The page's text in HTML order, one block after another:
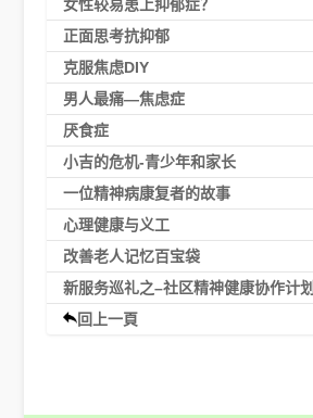
女性较易患上抑郁症？
正面思考抗抑郁
克服焦虑DIY
男人最痛—焦虑症
厌食症
小吉的危机-青少年和家长
一位精神病康复者的故事
心理健康与义工
改善老人记忆百宝袋
新服务巡礼之–社区精神健康协作计划
回上一頁